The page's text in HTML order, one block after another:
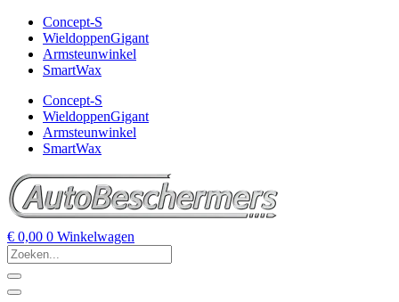
Concept-S
WieldoppenGigant
Armsteunwinkel
SmartWax
Concept-S
WieldoppenGigant
Armsteunwinkel
SmartWax
€ 0,00 0 Winkelwagen